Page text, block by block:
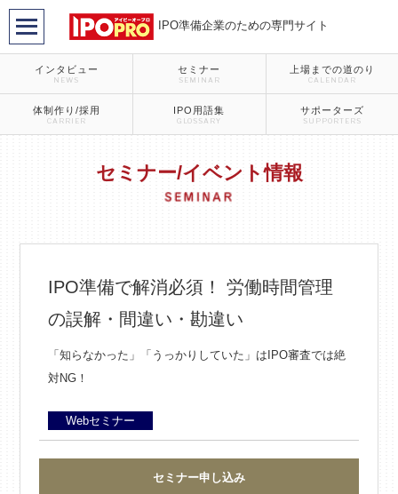
IPO準備企業のための専門サイト
インタビュー
NEWS
セミナー
SEMINAR
上場までの道のり
CALENDAR
体制作り/採用
CARRIER
IPO用語集
GLOSSARY
サポーターズ
SUPPORTERS
セミナー/イベント情報
IPO準備で解消必須！ 労働時間管理
の誤解・間違い・勘違い
「知らなかった」「うっかりしていた」はIPO審査では絶
対NG！
Webセミナー
セミナー申し込み